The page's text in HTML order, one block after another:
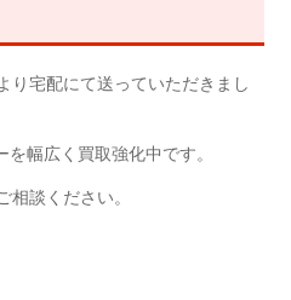
り宅配にて送っていただきまし
幅広く買取強化中です。
相談ください。